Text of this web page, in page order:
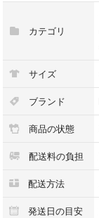
カテゴリ
サイズ
ブランド
商品の状態
配送料の負担
配送方法
発送日の目安